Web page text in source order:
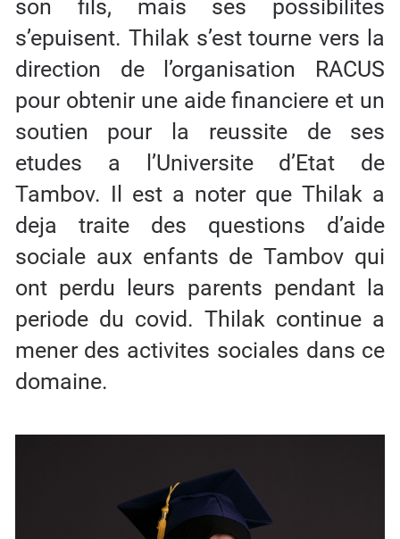
son fils, mais ses possibilites
s’epuisent. Thilak s’est tourne vers la
direction de l’organisation RACUS
pour obtenir une aide financiere et un
soutien pour la reussite de ses
etudes a l’Universite d’Etat de
Tambov. Il est a noter que Thilak a
deja traite des questions d’aide
sociale aux enfants de Tambov qui
ont perdu leurs parents pendant la
periode du covid. Thilak continue a
mener des activites sociales dans ce
domaine.